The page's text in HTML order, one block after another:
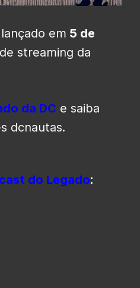
em 5 de
streaming da
da DC e saiba
dcnautas.
do Legado: